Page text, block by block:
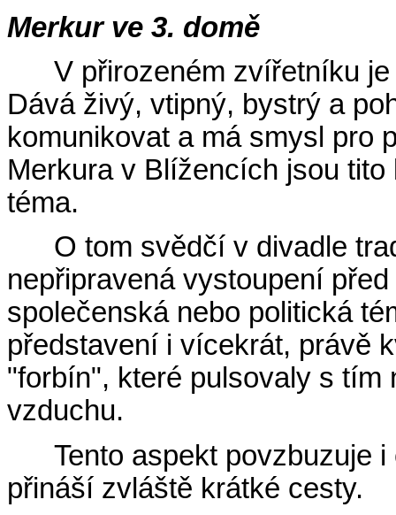
Merkur ve 3. domě
V přirozeném zvířetníku
Dává živý, vtipný, bystrý a
komunikovat a má smysl pro
Merkura v Blížencích jsou
téma.
O tom svědčí v divadle
nepřipravená vystoupení
společenská nebo politická
představení i vícekrát, právě
"forbín", které pulsovaly s tím
vzduchu.
Tento aspekt povzbuzuje
přináší zvláště krátké cesty.